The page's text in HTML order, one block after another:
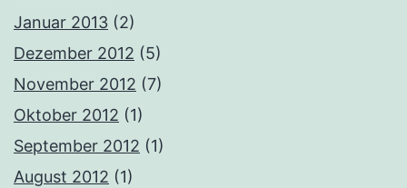
Januar 2013 (2)
Dezember 2012 (5)
November 2012 (7)
Oktober 2012 (1)
September 2012 (1)
August 2012 (1)